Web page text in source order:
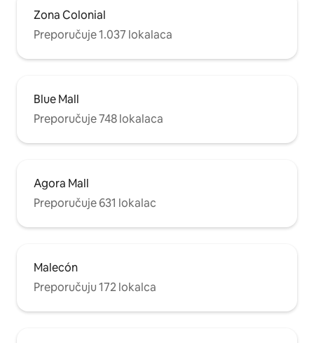
Zona Colonial
Preporučuje 1.037 lokalaca
Blue Mall
Preporučuje 748 lokalaca
Agora Mall
Preporučuje 631 lokalac
Malecón
Preporučuju 172 lokalca